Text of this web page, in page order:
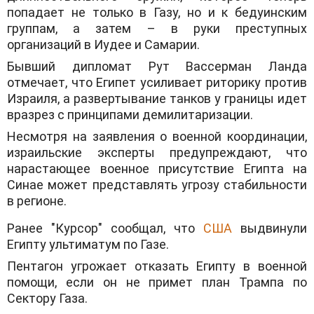
попадает не только в Газу, но и к бедуинским
группам, а затем – в руки преступных
организаций в Иудее и Самарии.
Бывший дипломат Рут Вассерман Ланда
отмечает, что Египет усиливает риторику против
Израиля, а развертывание танков у границы идет
вразрез с принципами демилитаризации.
Несмотря на заявления о военной координации,
израильские эксперты предупреждают, что
нарастающее военное присутствие Египта на
Синае может представлять угрозу стабильности
в регионе.
Ранее "Курсор" сообщал, что США выдвинули
Египту ультиматум по Газе.
Пентагон угрожает отказать Египту в военной
помощи, если он не примет план Трампа по
Сектору Газа.